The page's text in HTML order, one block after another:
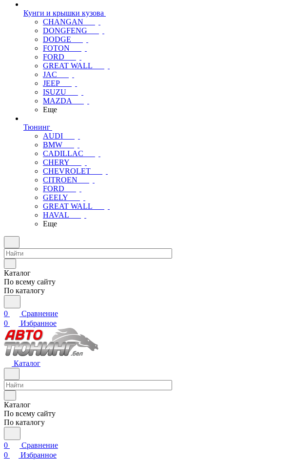
Кунги и крышки кузова
CHANGAN
DONGFENG
DODGE
FOTON
FORD
GREAT WALL
JAC
JEEP
ISUZU
MAZDA
Еще
Тюнинг
AUDI
BMW
CADILLAC
CHERY
CHEVROLET
CITROEN
FORD
GEELY
GREAT WALL
HAVAL
Еще
Каталог
По всему сайту
По каталогу
0
Сравнение
0
Избранное
Каталог
Каталог
По всему сайту
По каталогу
0
Сравнение
0
Избранное